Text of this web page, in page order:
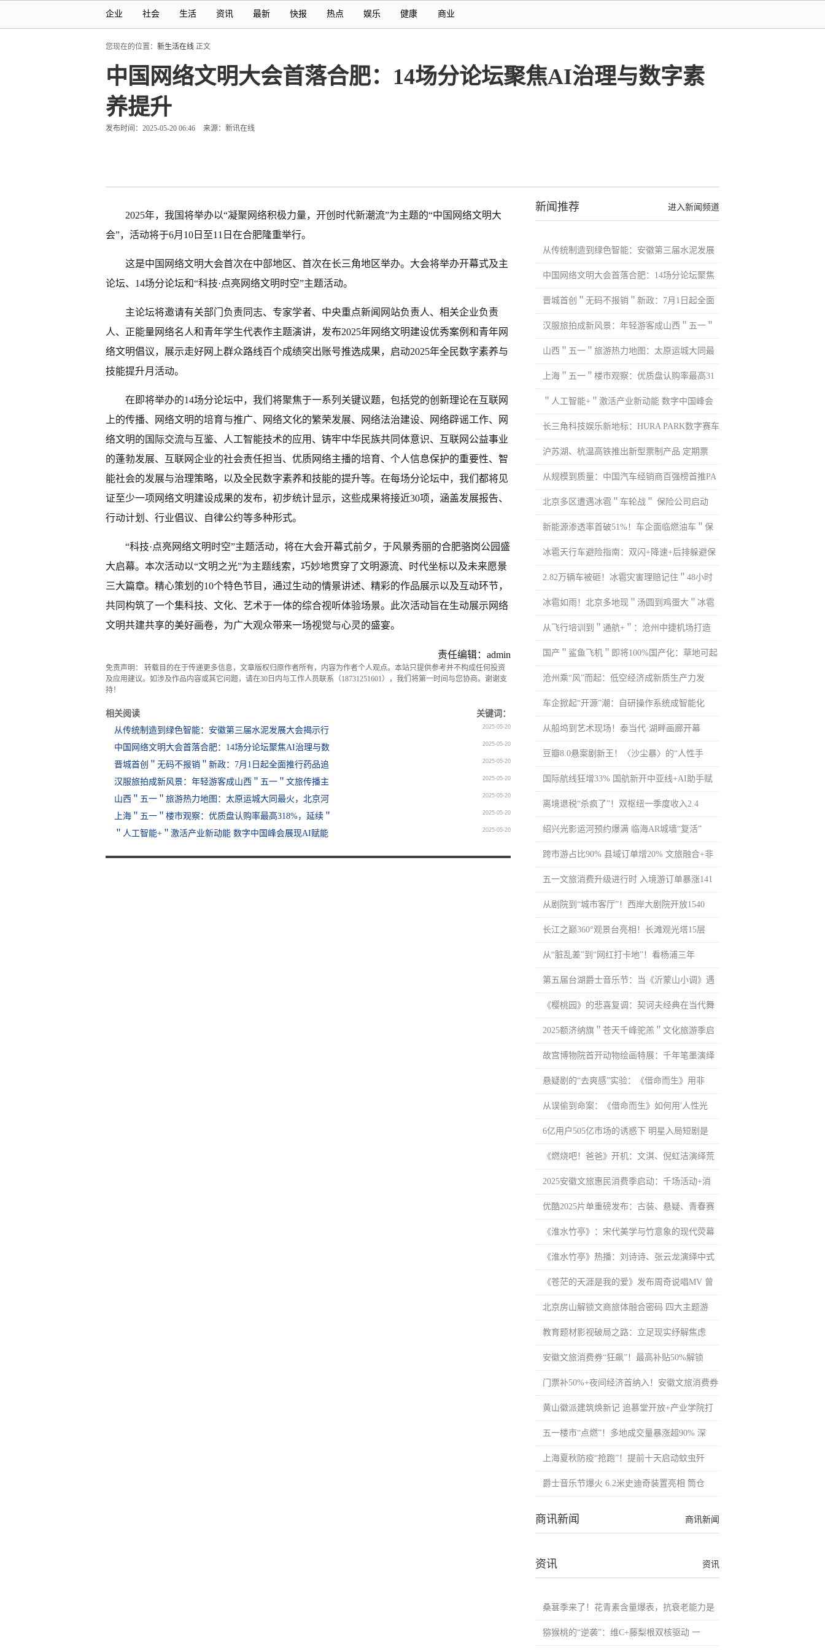
企业 社会 生活 资讯 最新 快报 热点 娱乐 健康 商业
您现在的位置： 新生活在线 正文
中国网络文明大会首落合肥：14场分论坛聚焦AI治理与数字素
养提升
发布时间：2025-05-20 06:46 来源：新讯在线
2025年，我国将举办以“凝聚网络积极力量，开创时代新潮流”为主题的“中国网络文明大
会”，活动将于6月10日至11日在合肥隆重举行。
这是中国网络文明大会首次在中部地区、首次在长三角地区举办。大会将举办开幕式及主
论坛、14场分论坛和“科技·点亮网络文明时空”主题活动。
主论坛将邀请有关部门负责同志、专家学者、中央重点新闻网站负责人、相关企业负责
人、正能量网络名人和青年学生代表作主题演讲，发布2025年网络文明建设优秀案例和青年网
络文明倡议，展示走好网上群众路线百个成绩突出账号推选成果，启动2025年全民数字素养与
技能提升月活动。
在即将举办的14场分论坛中，我们将聚焦于一系列关键议题，包括党的创新理论在互联网
上的传播、网络文明的培育与推广、网络文化的繁荣发展、网络法治建设、网络辟谣工作、网
络文明的国际交流与互鉴、人工智能技术的应用、铸牢中华民族共同体意识、互联网公益事业
的蓬勃发展、互联网企业的社会责任担当、优质网络主播的培育、个人信息保护的重要性、智
能社会的发展与治理策略，以及全民数字素养和技能的提升等。在每场分论坛中，我们都将见
证至少一项网络文明建设成果的发布，初步统计显示，这些成果将接近30项，涵盖发展报告、
行动计划、行业倡议、自律公约等多种形式。
“科技·点亮网络文明时空”主题活动，将在大会开幕式前夕，于风景秀丽的合肥骆岗公园盛
大启幕。本次活动以“文明之光”为主题线索，巧妙地贯穿了文明源流、时代坐标以及未来愿景
三大篇章。精心策划的10个特色节目，通过生动的情景讲述、精彩的作品展示以及互动环节，
共同构筑了一个集科技、文化、艺术于一体的综合视听体验场景。此次活动旨在生动展示网络
文明共建共享的美好画卷，为广大观众带来一场视觉与心灵的盛宴。
责任编辑：admin
免责声明： 转载目的在于传递更多信息，文章版权归原作者所有，内容为作者个人观点。本站只提供参考并不构成任何投资
及应用建议。如涉及作品内容或其它问题，请在30日内与工作人员联系（18731251601），我们将第一时间与您协商。谢谢支
持！
相关阅读
关键词：
从传统制造到绿色智能：安徽第三届水泥发展大会揭示行
2025-05-20
中国网络文明大会首落合肥：14场分论坛聚焦AI治理与数 2025-05-20
晋城首创＂无码不报销＂新政：7月1日起全面推行药品追 2025-05-20
汉服旅拍成新风景：年轻游客成山西＂五一＂文旅传播主 2025-05-20
山西＂五一＂旅游热力地图：太原运城大同最火，北京河 2025-05-20
上海＂五一＂楼市观察：优质盘认购率最高318%，延续＂ 2025-05-20
＂人工智能+＂激活产业新动能 数字中国峰会展现AI赋能 2025-05-20
进入新闻频道
新闻推荐
从传统制造到绿色智能：安徽第三届水泥发展
中国网络文明大会首落合肥：14场分论坛聚焦
晋城首创＂无码不报销＂新政：7月1日起全面
汉服旅拍成新风景：年轻游客成山西＂五一＂
山西＂五一＂旅游热力地图：太原运城大同最
上海＂五一＂楼市观察：优质盘认购率最高31
＂人工智能+＂激活产业新动能 数字中国峰会
长三角科技娱乐新地标：HURA PARK数字赛车
沪苏湖、杭温高铁推出新型票制产品 定期票
从规模到质量：中国汽车经销商百强榜首推PA
北京多区遭遇冰雹＂车轮战＂ 保险公司启动
新能源渗透率首破51%！车企面临燃油车＂保
冰雹天行车避险指南：双闪+降速+后排躲避保
2.82万辆车被砸！冰雹灾害理赔记住＂48小时
冰雹如雨！北京多地现＂汤圆到鸡蛋大＂冰雹
从飞行培训到＂通航+＂：沧州中捷机场打造
国产＂鲨鱼飞机＂即将100%国产化：草地可起
沧州乘“风”而起：低空经济成新质生产力发
车企掀起“开源”潮：自研操作系统成智能化
从船坞到艺术现场！泰当代·湖畔画廊开幕
豆瓣8.0悬案剧新王！〈沙尘暴〉的“人性手
国际航线狂增33% 国航新开中亚线+AI助手赋
离境退税“杀疯了”！双枢纽一季度收入2.4
绍兴光影运河预约爆满 临海AR城墙“复活”
跨市游占比90% 县域订单增20% 文旅融合+非
五一文旅消费升级进行时 入境游订单暴涨141
从剧院到“城市客厅”！西岸大剧院开放1540
长江之巅360°观景台亮相！长滩观光塔15层
从“脏乱差”到“网红打卡地”！看杨浦三年
第五届台湖爵士音乐节：当《沂蒙山小调》遇
《樱桃园》的悲喜复调：契诃夫经典在当代舞
2025额济纳旗＂苍天千峰驼羔＂文化旅游季启
故宫博物院首开动物绘画特展：千年笔墨演绎
悬疑剧的“去爽感”实验：《借命而生》用非
从误偷到命案：《借命而生》如何用'人性光
6亿用户505亿市场的诱惑下 明星入局短剧是
《燃烧吧！爸爸》开机：文淇、倪虹洁演绎荒
2025安徽文旅惠民消费季启动：千场活动+消
优酷2025片单重磅发布：古装、悬疑、青春赛
《淮水竹亭》：宋代美学与竹意象的现代荧幕
《淮水竹亭》热播：刘诗诗、张云龙演绎中式
《苍茫的天涯是我的爱》发布周奇说唱MV 曾
北京房山解锁文商旅体融合密码 四大主题游
教育题材影视破局之路：立足现实纾解焦虑
安徽文旅消费券“狂飙”！最高补贴50%解锁
门票补50%+夜间经济首纳入！安徽文旅消费券
黄山徽派建筑焕新记 追慕堂开放+产业学院打
五一楼市“点燃”！多地成交量暴涨超90% 深
上海夏秋防疫“抢跑”！提前十天启动蚊虫歼
爵士音乐节爆火 6.2米史迪奇装置亮相 筒仓
商讯新闻
商讯新闻
资讯
资讯
桑葚季来了！花青素含量爆表，抗衰老能力是
猕猴桃的“逆袭”：维C+藤梨根双核驱动 一